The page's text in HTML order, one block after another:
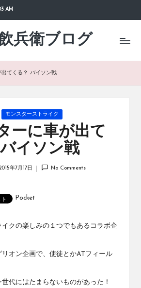
AM
兵衛ブログ
出てくる？ バイソン戦
モンスターストライク
ーに車が出て
イソン戦
年7月17日 No Comments
Pocket
イクの楽しみの１つでもあるコラボ企
リオン企画で、使徒とかATフィール
代にはたまらないものがあった！